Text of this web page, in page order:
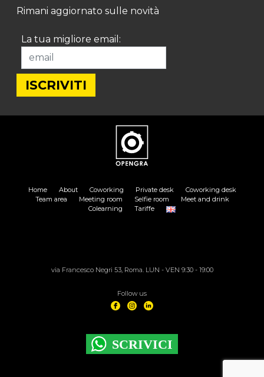
Rimani aggiornato sulle novità
La tua migliore email:
Home About Coworking Private desk
Coworking desk
Team area
Meeting room Selfie room
Meet and drink
Colearning
Tariffe
via Francesco Negri 53, Roma. LUN - VEN 9:30 - 19:00
Follow us